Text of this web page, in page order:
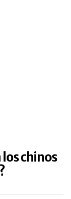
chinos